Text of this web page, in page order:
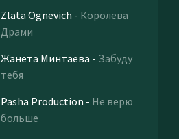
Zlata Ognevich - Королева
Драми
Жанета Минтаева - Забуду
тебя
Pasha Production - Не верю
больше